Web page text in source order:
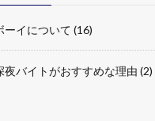
ーイについて (16)
夜バイトがおすすめな理由 (2)